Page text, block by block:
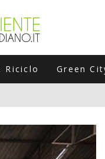
Riciclo Green